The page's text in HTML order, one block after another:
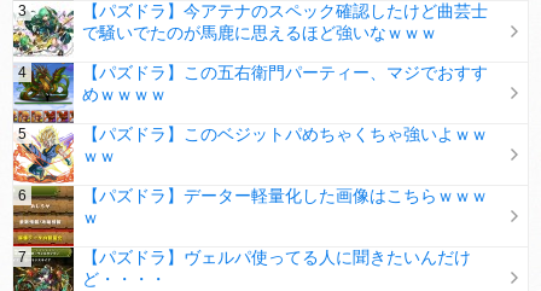
【パズドラ】今アテナのスペック確認したけど曲芸士
で騒いでたのが馬鹿に思えるほど強いなｗｗｗ
【パズドラ】この五右衛門パーティー、マジでおすす
めｗｗｗｗ
【パズドラ】このベジットパめちゃくちゃ強いよｗｗ
ｗｗ
【パズドラ】データー軽量化した画像はこちらｗｗｗ
ｗ
【パズドラ】ヴェルパ使ってる人に聞きたいんだけ
ど・・・・